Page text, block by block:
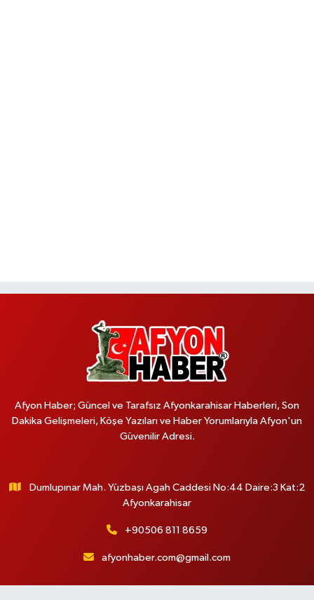
Afyon Haber; Güncel ve Tarafsız Afyonkarahisar Haberleri, Son
Dakika Gelişmeleri, Köşe Yazıları ve Haber Yorumlarıyla Afyon'un
Güvenilir Adresi.
Dumlupınar Mah. Yüzbaşı Agah Caddesi No:44 Daire:3 Kat:2
Afyonkarahisar
+90506 811 8659
afyonhaber.com@gmail.com